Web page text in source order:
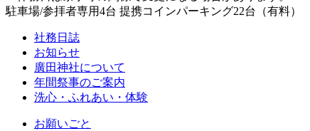
駐車場/参拝者専用4台 提携コインパーキング22台（有料）
社務日誌
お知らせ
廣田神社について
年間祭事のご案内
洗心・ふれあい・体験
お願いごと